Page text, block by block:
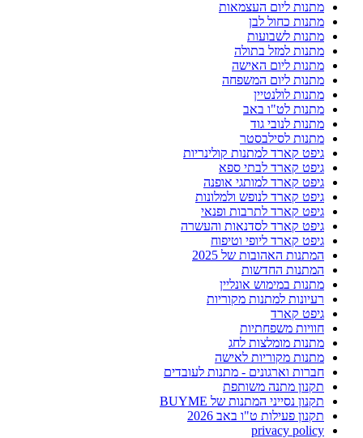
מתנות ליום העצמאות
מתנות כחול לבן
מתנות לשבועות
מתנות למזל בתולה
מתנות ליום האישה
מתנות ליום המשפחה
מתנות לולנטיין
מתנות לט"ו באב
מתנות לנובי גוד
מתנות לסילבסטר
גיפט קארד למתנות קולינריות
גיפט קארד לבתי ספא
גיפט קארד למותגי אופנה
גיפט קארד לנופש ולמלונות
גיפט קארד לתרבות ופנאי
גיפט קארד לסדנאות והעשרה
גיפט קארד ליופי וטיפוח
המתנות האהובות של 2025
המתנות החדשות
מתנות במימוש אונליין
רעיונות למתנות מקוריות
גיפט קארד
חוויות משפחתיות
מתנות מומלצות לחג
מתנות מקוריות לאישה
חברות וארגונים - מתנות לעובדים
תקנון מתנה משותפת
תקנון נסייני המתנות של BUYME
תקנון פעילות ט"ו באב 2026
privacy policy